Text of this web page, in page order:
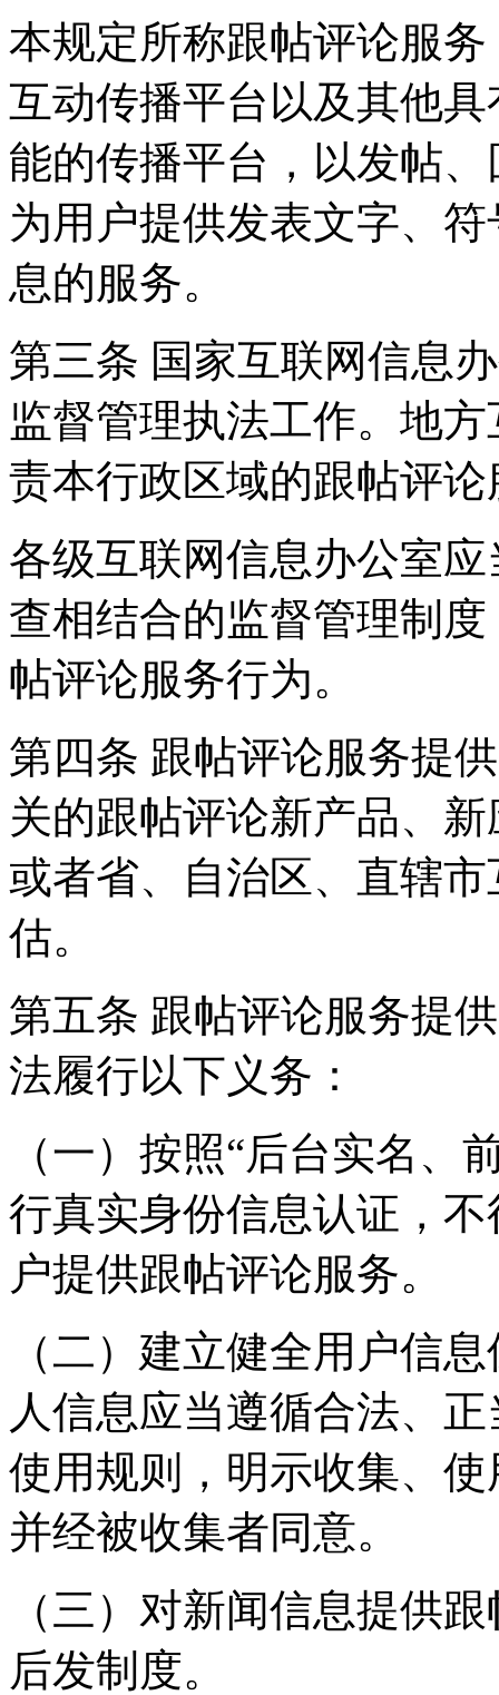
本规定所称跟帖评论服
互动传播平台以及其他
能的传播平台，以发帖
为用户提供发表文字、
息的服务。
第三条 国家互联网信息
监督管理执法工作。地
责本行政区域的跟帖评
各级互联网信息办公室
查相结合的监督管理制
帖评论服务行为。
第四条 跟帖评论服务提
关的跟帖评论新产品、
或者省、自治区、直辖
估。
第五条 跟帖评论服务提
法履行以下义务：
（一）按照“后台实名、
行真实身份信息认证，
户提供跟帖评论服务。
（二）建立健全用户信
人信息应当遵循合法、
使用规则，明示收集、
并经被收集者同意。
（三）对新闻信息提供
后发制度。